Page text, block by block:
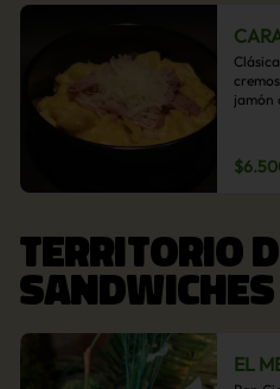
jamón
TERRITORIO
SANDWICHES
EL